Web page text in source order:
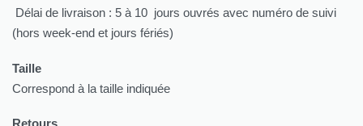
Délai de livraison : 5 à 10 jours ouvrés avec numéro de suivi
(hors week-end et jours fériés)
Taille
Correspond à la taille indiquée